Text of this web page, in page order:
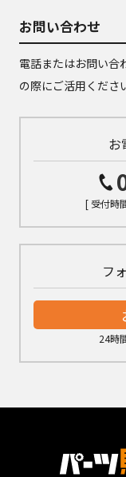
お問い合わせ
電話またはお問い合
の際にご活用くださ
お
[ 受付時
フ
24時